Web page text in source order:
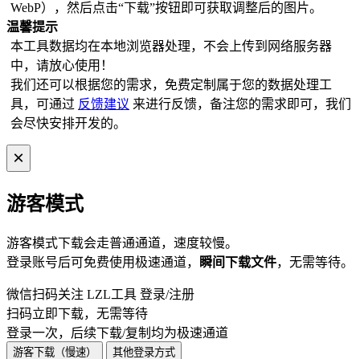
WebP），然后点击“下载”按钮即可获取调整后的图片。
温馨提示
本工具数据均在本地浏览器处理，不会上传到网络服务器
中，请放心使用！
我们还可以根据您的需求，免费定制属于您的数据处理工
具，可通过 反馈建议 来进行反馈，备注您的需求即可，我们
会尽快安排开发的。
×
游客模式
游客模式下载会走普通通道，速度较慢。
登录账号后可免费使用极速通道，
瞬间下载文件，无需等待。
微信扫码关注 LZL工具 登录/注册
扫码立即下载，无需等待
登录一次，后续下载/复制均为极速通道
游客下载（慢速） 其他登录方式